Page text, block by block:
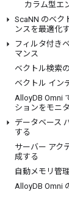
カラム型エ
ScaNN のベク
ンスを最適化
フィルタ付き
マンス
ベクトル検索
ベクトル イン
AlloyDB Omni
ションをモニ
データベース
する
サーバー アク
成する
自動メモリ管
AlloyDB Omni